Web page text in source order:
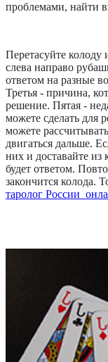
проблемами, найти
Перетасуйте колоду
слева направо
ответом на разные
Третья - причина,
решение. Пятая -
можете сделать для
можете
двигаться дальше.
них и доставайте из
будет ответом.
закончится колода.
таролог России